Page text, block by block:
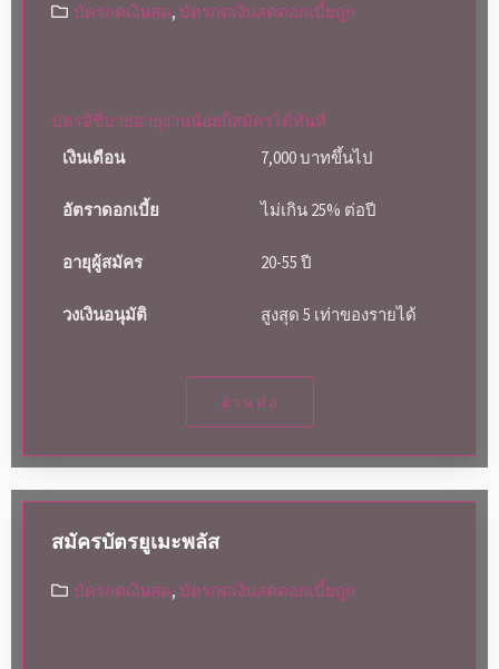
บัตรกดเงินสด, บัตรกดเงินสดดอกเบี้ยถูก
บัตรอีซี่บายอายุงานน้อยก็สมัครได้ทันที
เงินเดือน
7,000 บาทขึ้นไป
อัตราดอกเบี้ย ไม่เกิน 25% ต่อปี
อายุผู้สมัคร 20-55 ปี
วงเงินอนุมัติ สูงสุด 5 เท่าของรายได้
อ่านต่อ
สมัครบัตรยูเมะพลัส
บัตรกดเงินสด, บัตรกดเงินสดดอกเบี้ยถูก